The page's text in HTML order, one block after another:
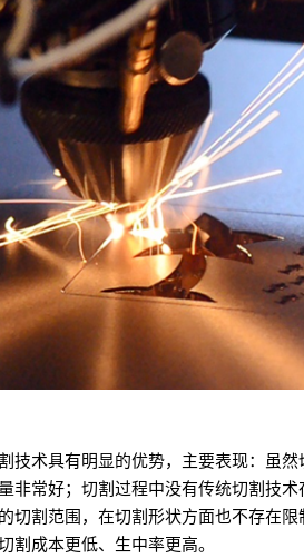
技术具有明显的优势，主要表现：虽然
非常好；切割过程中没有传统切割技
切割范围，在切割形状方面也不存在
割成本更低、生中率更高。